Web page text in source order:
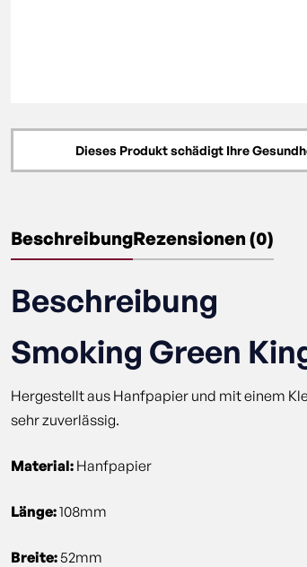
Dieses Produkt schädigt Ihre
BeschreibungRezensionen (0)
Beschreibung
Smoking Green
Hergestellt aus Hanfpapier und mit einem
sehr zuverlässig.
Material: Hanfpapier
Länge:108mm
Breite:52mm